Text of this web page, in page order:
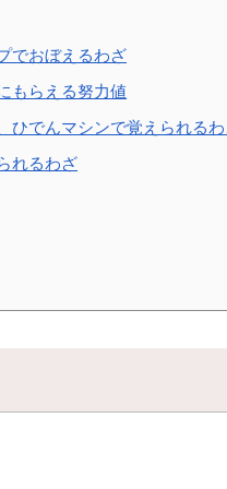
でおぼえるわざ
もらえる努力値
ひでんマシンで覚えられる
れるわざ